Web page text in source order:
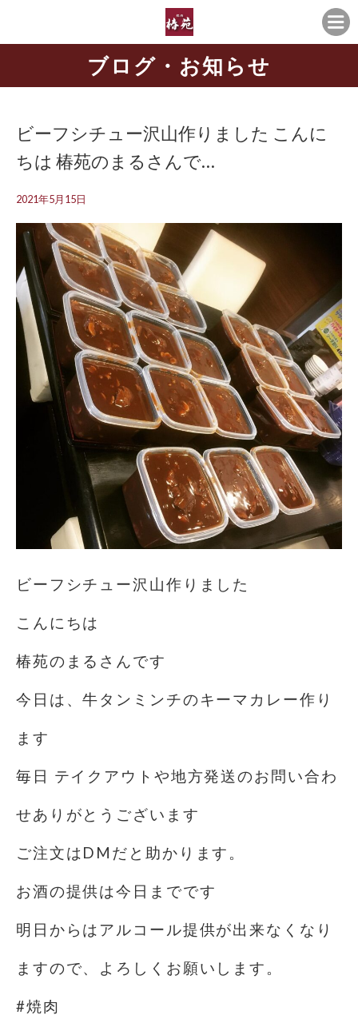
ブログ・お知らせ
ビーフシチュー沢山作りました こんに
ちは️ 椿苑のまるさんで…
2021年5月15日
ビーフシチュー沢山作りました
こんにちは️
椿苑のまるさんです
今日は、牛タンミンチのキーマカレー作り
ます
毎日 テイクアウトや地方発送のお問い合わ
せありがとうございます
ご注文はDMだと助かります。
お酒の提供は今日までです
明日からはアルコール提供が出来なくなり
ますので、よろしくお願いします。
#焼肉